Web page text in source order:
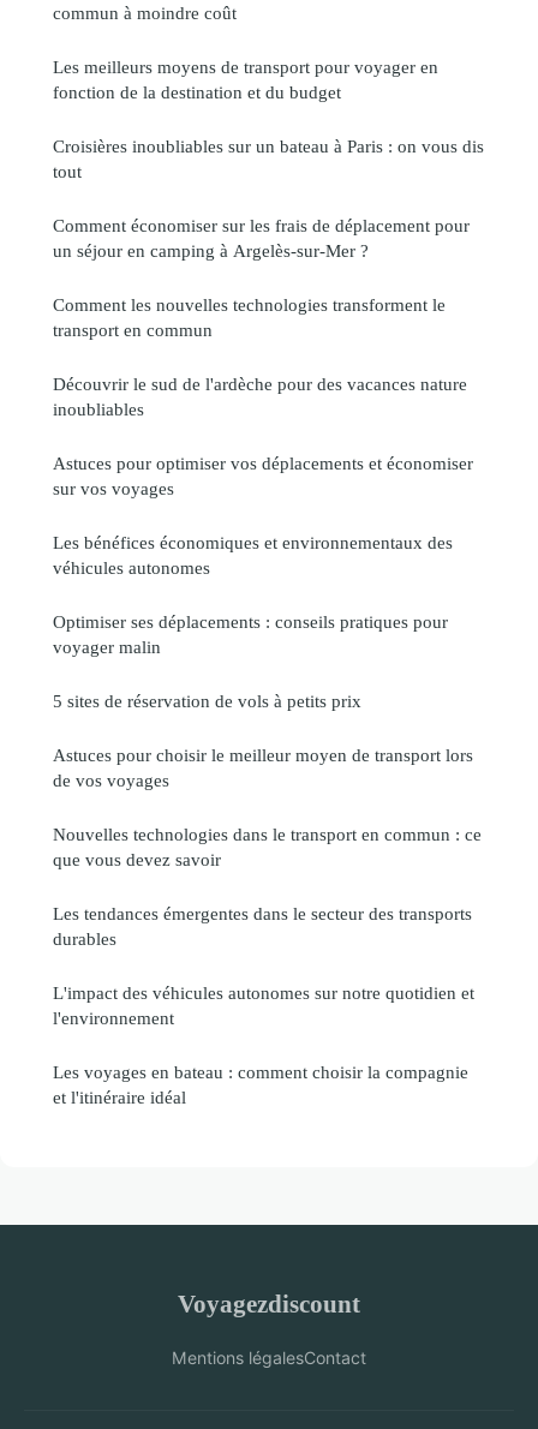
commun à moindre coût
Les meilleurs moyens de transport pour voyager en
fonction de la destination et du budget
Croisières inoubliables sur un bateau à Paris : on vous dis
tout
Comment économiser sur les frais de déplacement pour
un séjour en camping à Argelès-sur-Mer ?
Comment les nouvelles technologies transforment le
transport en commun
Découvrir le sud de l'ardèche pour des vacances nature
inoubliables
Astuces pour optimiser vos déplacements et économiser
sur vos voyages
Les bénéfices économiques et environnementaux des
véhicules autonomes
Optimiser ses déplacements : conseils pratiques pour
voyager malin
5 sites de réservation de vols à petits prix
Astuces pour choisir le meilleur moyen de transport lors
de vos voyages
Nouvelles technologies dans le transport en commun : ce
que vous devez savoir
Les tendances émergentes dans le secteur des transports
durables
L'impact des véhicules autonomes sur notre quotidien et
l'environnement
Les voyages en bateau : comment choisir la compagnie
et l'itinéraire idéal
Voyagezdiscount
Mentions légalesContact